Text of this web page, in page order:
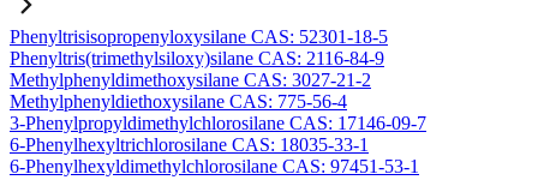
Phenyltrisisopropenyloxysilane CAS: 52301-18-5
Phenyltris(trimethylsiloxy)silane CAS: 2116-84-9
Methylphenyldimethoxysilane CAS: 3027-21-2
Methylphenyldiethoxysilane CAS: 775-56-4
3-Phenylpropyldimethylchlorosilane CAS: 17146-09-7
6-Phenylhexyltrichlorosilane CAS: 18035-33-1
6-Phenylhexyldimethylchlorosilane CAS: 97451-53-1